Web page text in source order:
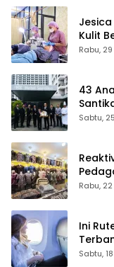
Kulit
Rabu,
43
Sabtu,
Rabu,
Ini
Sabtu,